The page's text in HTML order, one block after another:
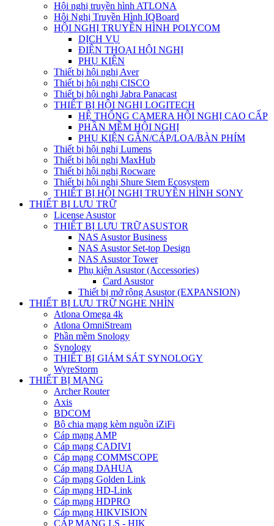
Hội nghị truyền hình ATLONA
Hội Nghị Truyền Hình IQBoard
HỘI NGHỊ TRUYỀN HÌNH POLYCOM
DỊCH VỤ
ĐIỆN THOẠI HỘI NGHỊ
PHỤ KIỆN
Thiết bị hội nghị Aver
Thiết bị hội nghị CISCO
Thiết bị hội nghị Jabra Panacast
THIẾT BỊ HỘI NGHỊ LOGITECH
HỆ THỐNG CAMERA HỘI NGHỊ CAO CẤP
PHẦN MỀM HỘI NGHỊ
PHỤ KIỆN GẮN/CÁP/LOA/BÀN PHÍM
Thiết bị hội nghị Lumens
Thiết bị hội nghị MaxHub
Thiết bị hội nghị Rocware
Thiết bị hội nghị Shure Stem Ecosystem
THIẾT BỊ HỘI NGHỊ TRUYỀN HÌNH SONY
THIẾT BỊ LƯU TRỮ
License Asustor
THIẾT BỊ LƯU TRỮ ASUSTOR
NAS Asustor Business
NAS Asustor Set-top Design
NAS Asustor Tower
Phụ kiện Asustor (Accessories)
Card Asustor
Thiết bị mở rộng Asustor (EXPANSION)
THIẾT BỊ LƯU TRỮ NGHE NHÌN
Atlona Omega 4k
Atlona OmniStream
Phần mềm Snology
Synology
THIẾT BỊ GIÁM SÁT SYNOLOGY
WyreStorm
THIẾT BỊ MẠNG
Archer Router
Axis
BDCOM
Bộ chia mạng kèm nguồn iZiFi
Cáp mạng AMP
Cáp mạng CADIVI
Cáp mạng COMMSCOPE
Cáp mạng DAHUA
Cáp mạng Golden Link
Cáp mạng HD-Link
Cáp mạng HDPRO
Cáp mạng HIKVISION
CÁP MẠNG LS - HIK